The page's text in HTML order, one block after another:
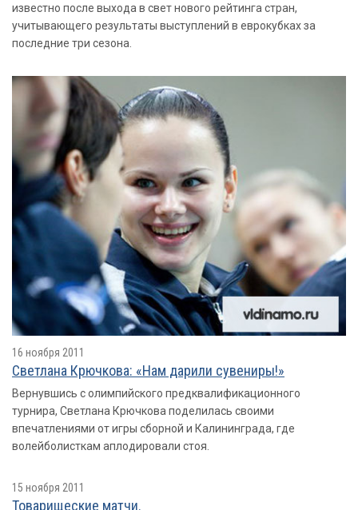
известно после выхода в свет нового рейтинга стран,
учитывающего результаты выступлений в еврокубках за
последние три сезона.
16 ноября 2011
Светлана Крючкова: «Нам дарили сувениры!»
Вернувшись с олимпийского предквалификационного
турнира, Светлана Крючкова поделилась своими
впечатлениями от игры сборной и Калининграда, где
волейболисткам аплодировали стоя.
15 ноября 2011
Товарищеские матчи.